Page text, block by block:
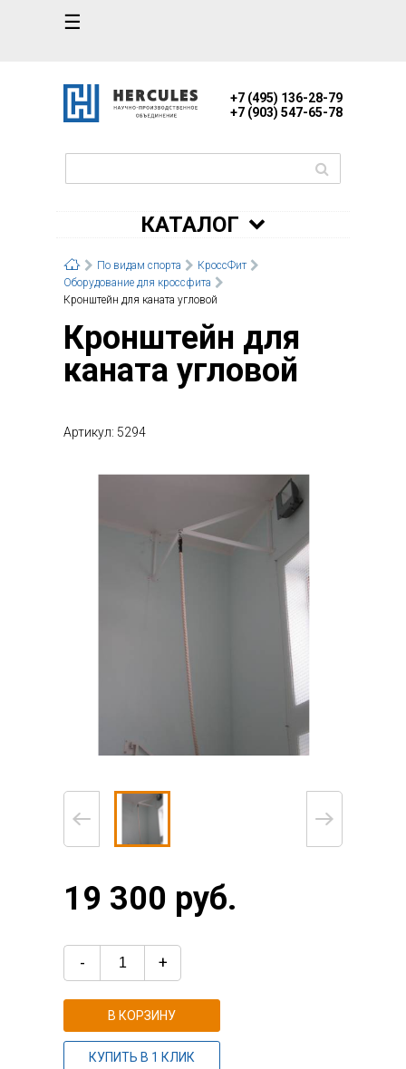
☰
+7 (495) 136-28-79
+7 (903) 547-65-78
КАТАЛОГ
По видам спорта
КроссФит
Оборудование для кроссфита
Кронштейн для каната угловой
Кронштейн для
каната угловой
Артикул: 5294
19 300 руб.
- +
В КОРЗИНУ
КУПИТЬ В 1 КЛИК